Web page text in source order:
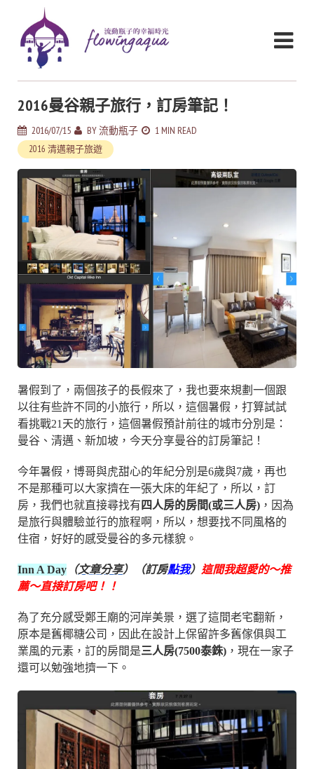
2016曼谷親子旅行，訂房筆記！
2016/07/15 BY流動瓶子 1 MIN READ
2016 清邁親子旅遊
暑假到了，兩個孩子的長假來了，我也要來規劃一個跟
以往有些許不同的小旅行，所以，這個暑假，打算試試
看挑戰21天的旅行，這個暑假預計前往的城市分別是：
曼谷、清邁、新加坡，今天分享曼谷的訂房筆記！
今年暑假，博哥與虎甜心的年紀分別是6歲與7歲，再也
不是那種可以大家擠在一張大床的年紀了，所以，訂
房，我們也就直接尋找有 四人房的房間(或三人房) ，因為
是旅行與體驗並行的旅程啊，所以，想要找不同風格的
住宿，好好的感受曼谷的多元樣貌。
Inn A Day （文章分享）（訂房點我） 這間我超愛的～推
薦～直接訂房吧！！
為了充分感受鄭王廟的河岸美景，選了這間老宅翻新，
原本是舊椰糖公司，因此在設計上保留許多舊傢俱與工
業風的元素，訂的房間是三人房(7500泰銖) ，現在一家子
還可以勉強地擠一下。